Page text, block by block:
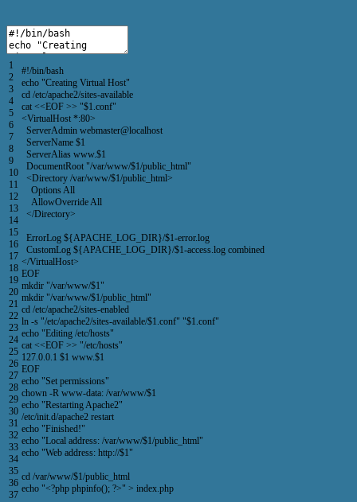
1
2
3
4
5
6
7
8
9
10
11
12
13
14
15
16
17
18
19
20
21
22
23
24
25
26
27
28
29
30
31
32
33
34
35
36
37
#!/bin/bash
echo "Creating Virtual Host"
cd /etc/apache2/sites-available
cat <<EOF >> "$1.conf"
<VirtualHost *:80>
ServerAdmin webmaster@localhost
ServerName $1
ServerAlias www.$1
DocumentRoot "/var/www/$1/public_html"
<Directory /var/www/$1/public_html>
OptionsAll
AllowOverrideAll
</Directory>
ErrorLog ${APACHE_LOG_DIR}/$1-error.log
CustomLog ${APACHE_LOG_DIR}/$1-access.log combined
</VirtualHost>
EOF
mkdir "/var/www/$1"
mkdir "/var/www/$1/public_html"
cd /etc/apache2/sites-enabled
ln -s "/etc/apache2/sites-available/$1.conf" "$1.conf"
echo "Editing /etc/hosts"
cat <<EOF >> "/etc/hosts"
127.0.0.1 $1 www.$1
EOF
echo "Set permissions"
chown -R www-data: /var/www/$1
echo "Restarting Apache2"
/etc/init.d/apache2 restart
echo "Finished!"
echo "Local address: /var/www/$1/public_html"
echo "Web address: http://$1"
cd /var/www/$1/public_html
echo "<?php phpinfo(); ?>" > index.php